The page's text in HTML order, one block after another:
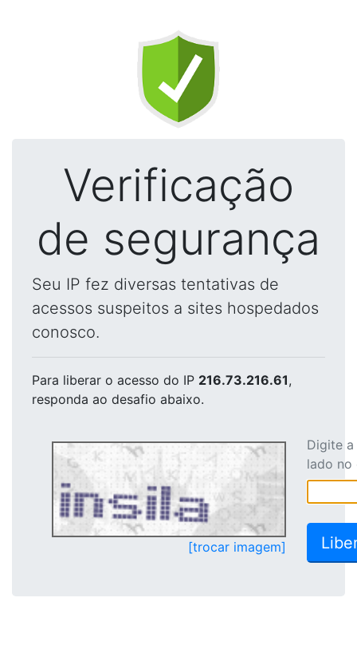
Verificação
de segurança
Seu IP fez diversas tentativas de
acessos suspeitos a sites hospedados
conosco.
Para liberar o acesso do IP 216.73.216.61,
responda ao desafio abaixo.
[trocar imagem]
Digite
lado no